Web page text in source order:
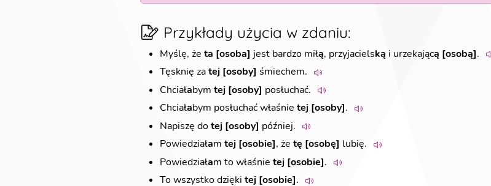
Przykłady użycia w zdaniu:
Myślę, że ta [osoba] jest bardzo miłą , przyjacielską i urzekającą [osobą]
Tęsknię za tej [osoby] śmiechem.
Chciałabym tej [osoby] posłuchać.
Chciałabym posłuchać właśnie tej [osoby].
Napiszę do tej [osoby] później.
Powiedziałam tej [osobie], że tę [osobę] lubię.
Powiedziałam to właśnie tej [osobie]
To wszystko dzięki tej [osobie].